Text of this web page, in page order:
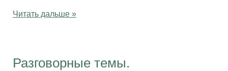
Читать дальше »
Разговорные темы.